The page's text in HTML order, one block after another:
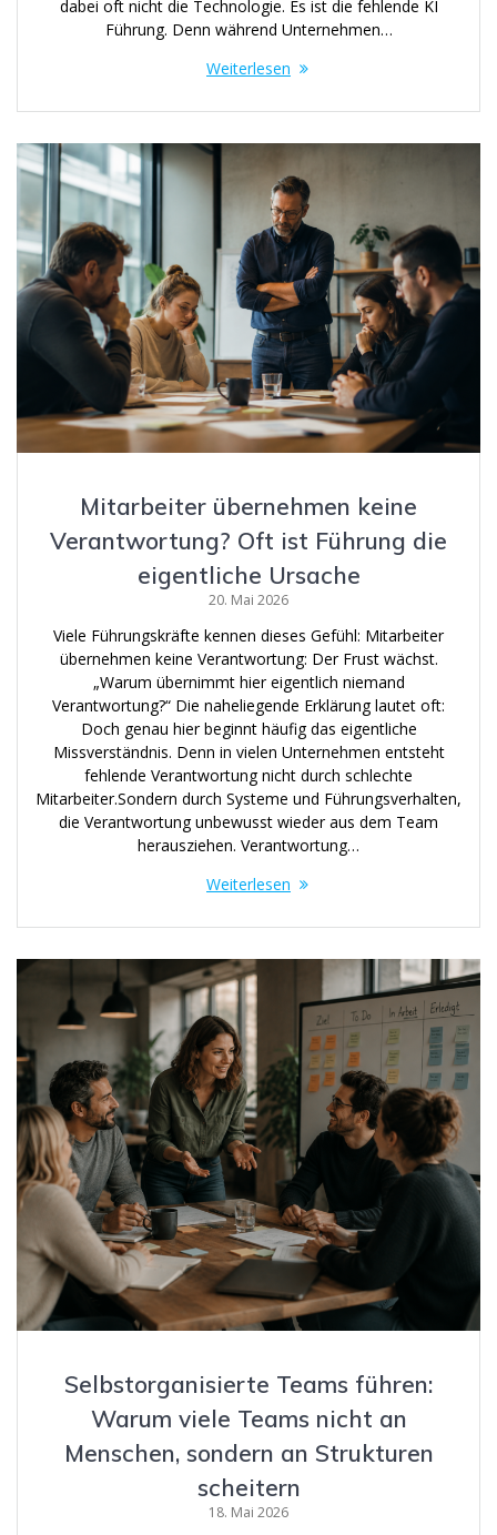
dabei oft nicht die Technologie. Es ist die fehlende KI
Führung. Denn während Unternehmen…
Weiterlesen
Mitarbeiter übernehmen keine
Verantwortung? Oft ist Führung die
eigentliche Ursache
20. Mai 2026
Viele Führungskräfte kennen dieses Gefühl: Mitarbeiter
übernehmen keine Verantwortung: Der Frust wächst.
„Warum übernimmt hier eigentlich niemand
Verantwortung?“ Die naheliegende Erklärung lautet oft:
Doch genau hier beginnt häufig das eigentliche
Missverständnis. Denn in vielen Unternehmen entsteht
fehlende Verantwortung nicht durch schlechte
Mitarbeiter.Sondern durch Systeme und Führungsverhalten,
die Verantwortung unbewusst wieder aus dem Team
herausziehen. Verantwortung…
Weiterlesen
Selbstorganisierte Teams führen:
Warum viele Teams nicht an
Menschen, sondern an Strukturen
scheitern
18. Mai 2026